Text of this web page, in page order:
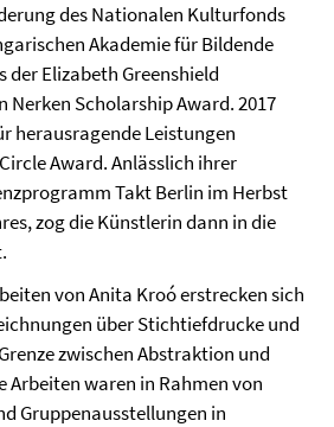
des Nationalen Kulturfonds
Akademie für Bildende
der Elizabeth Greenshield
Nerken Scholarship Award. 2017
herausragende Leistungen
Award. Anlässlich ihrer
Takt Berlin im Herbst
zog die Künstlerin dann in die
von Anita Kroó erstrecken sich
über Stichtiefdrucke und
zwischen Abstraktion und
waren in Rahmen von
Gruppenausstellungen in